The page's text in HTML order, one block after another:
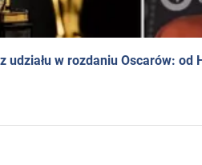
udziału w rozdaniu Oscarów: od